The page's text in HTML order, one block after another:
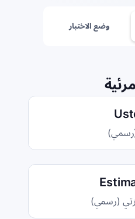
وضع الاختبار
(رسمي)